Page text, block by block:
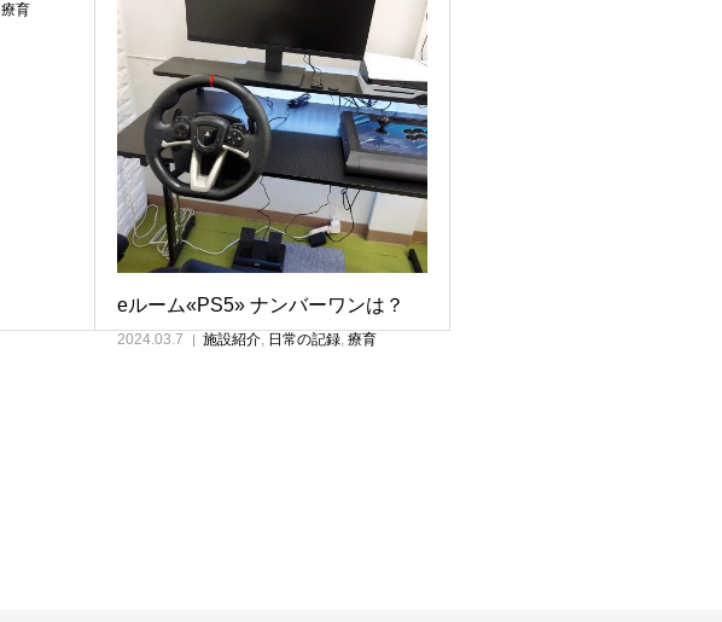
療育
eルーム«PS5» ナンバーワンは？
2024.03.7 施設紹介, 日常の記録, 療育